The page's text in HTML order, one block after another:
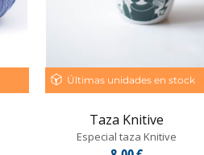
Últimas unidades en stock
Taza Knitive
Especial taza Knitive